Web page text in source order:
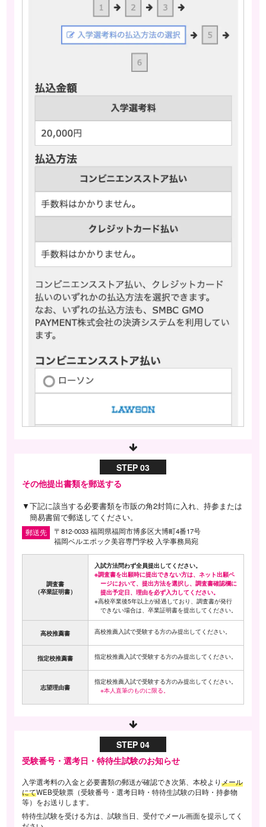
STEP 03
その他提出書類を郵送する
▼下記に該当する必要書類を市販の角2封筒に入れ、持参または
簡易書留で郵送してください。
郵送先
〒812-0033 福岡県福岡市博多区大博町4番17号
福岡ベルエポック美容専門学校 入学事務局宛
調査書
（卒業証明書）
入試方法問わず全員提出してください。
※調査書を出願時に提出できない方は、ネット出願ペ
ージにおいて、提出方法を選択し、調査書確認欄に
提出予定日、理由を必ず入力してください。
※高校卒業後5年以上が経過しており、調査書が発行
できない場合は、卒業証明書を提出してください。
高校推薦書 高校推薦入試で受験する方のみ提出してください。
指定校推薦書 指定校推薦入試で受験する方のみ提出してください。
志望理由書
指定校推薦入試で受験する方のみ提出してください。
※本人直筆のものに限る。
STEP 04
受験番号・選考日・ 特待生試験のお知らせ
入学選考料の入金と必要書類の郵送が確認でき次第、本校よりメール
にてWEB受験票（受験番号・選考日時・特待生試験の日時・持参物
等）をお送りします。
特待生試験を受ける方は、試験当日、受付でメール画面を提示してく